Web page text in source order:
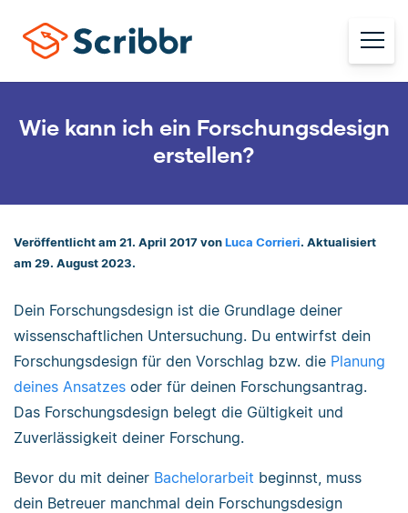
Wie kann ich ein Forschungsdesign
erstellen?
Veröffentlicht am 21. April 2017 von Luca Corrieri. Aktualisiert
am 29. August 2023.
Dein Forschungsdesign ist die Grundlage deiner
wissenschaftlichen Untersuchung. Du entwirfst dein
Forschungsdesign für den Vorschlag bzw. die Planung
deines Ansatzes oder für deinen Forschungsantrag.
Das Forschungsdesign belegt die Gültigkeit und
Zuverlässigkeit deiner Forschung.
Bevor du mit deiner Bachelorarbeit beginnst, muss
dein Betreuer manchmal dein Forschungsdesign